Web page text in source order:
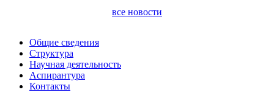
все новости
Общие сведения
Структура
Научная деятельность
Аспирантура
Контакты